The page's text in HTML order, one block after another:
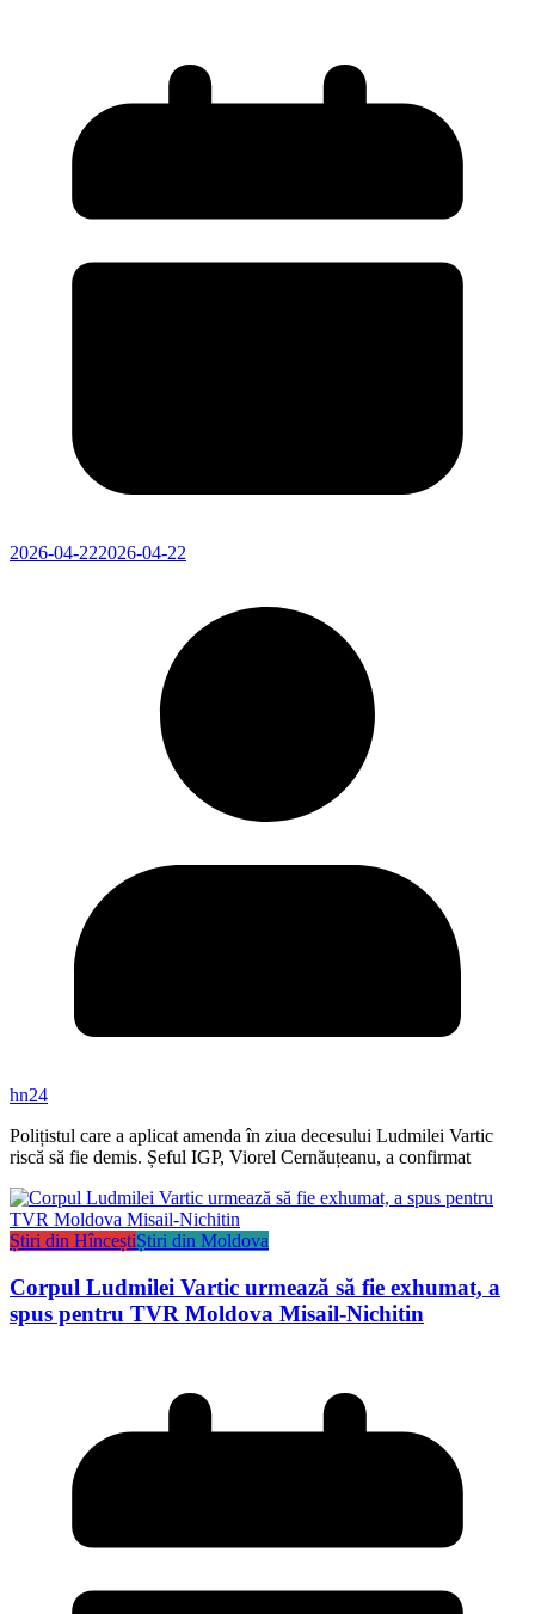
2026-04-222026-04-22
hn24
Polițistul care a aplicat amenda în ziua decesului Ludmilei Vartic
riscă să fie demis. Șeful IGP, Viorel Cernăuțeanu, a confirmat
Știri din HînceștiȘtiri din Moldova
Corpul Ludmilei Vartic urmează să fie exhumat, a
spus pentru TVR Moldova Misail-Nichitin